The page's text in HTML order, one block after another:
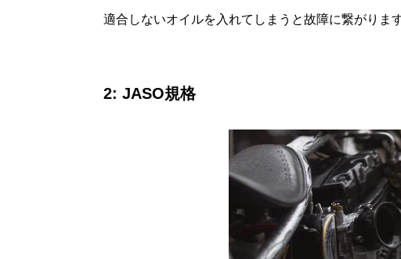
適合しないオイルを入れてしまうと故障に繋がりま
2: JASO規格